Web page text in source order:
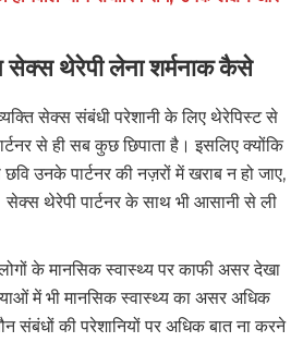
सेक्स थेरेपी लेना शर्मनाक कैसे
सेक्स संबंधी परेशानी के लिए थेरेपिस्ट से
से ही सब कुछ छिपाता है। इसलिए क्योंकि
उनके पार्टनर की नज़रों में खराब न हो जाए,
थेरेपी पार्टनर के साथ भी आसानी से ली
के मानसिक स्वास्थ्य पर काफी असर देखा
में भी मानसिक स्वास्थ्य का असर अधिक
संबंधों की परेशानियों पर अधिक बात ना करने